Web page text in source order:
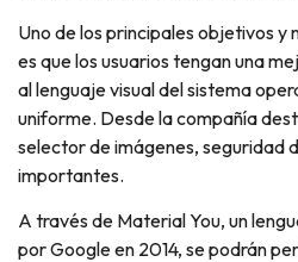
Uno de los principales objetivos y
es que los usuarios tengan una
al lenguaje visual del sistema
uniforme. Desde la compañía
selector de imágenes, seguridad
importantes.
A través de Material You, un
por Google en 2014, se podrán